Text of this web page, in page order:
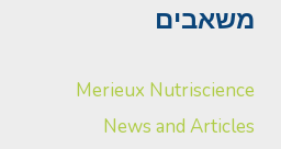
משאבים
Merieux Nutriscience
News and Articles